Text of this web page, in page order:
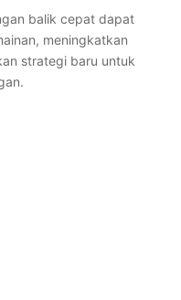
balik cepat dapat
meningkatkan
strategi baru untuk